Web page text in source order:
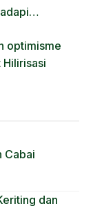
optimisme
Cabai
dan